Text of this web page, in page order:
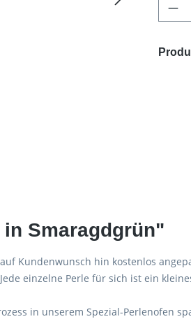
Smaragdgrün"
Kundenwunsch hin kostenlos
einzelne Perle für sich ist ein
in unserem Spezial-Perlenofen